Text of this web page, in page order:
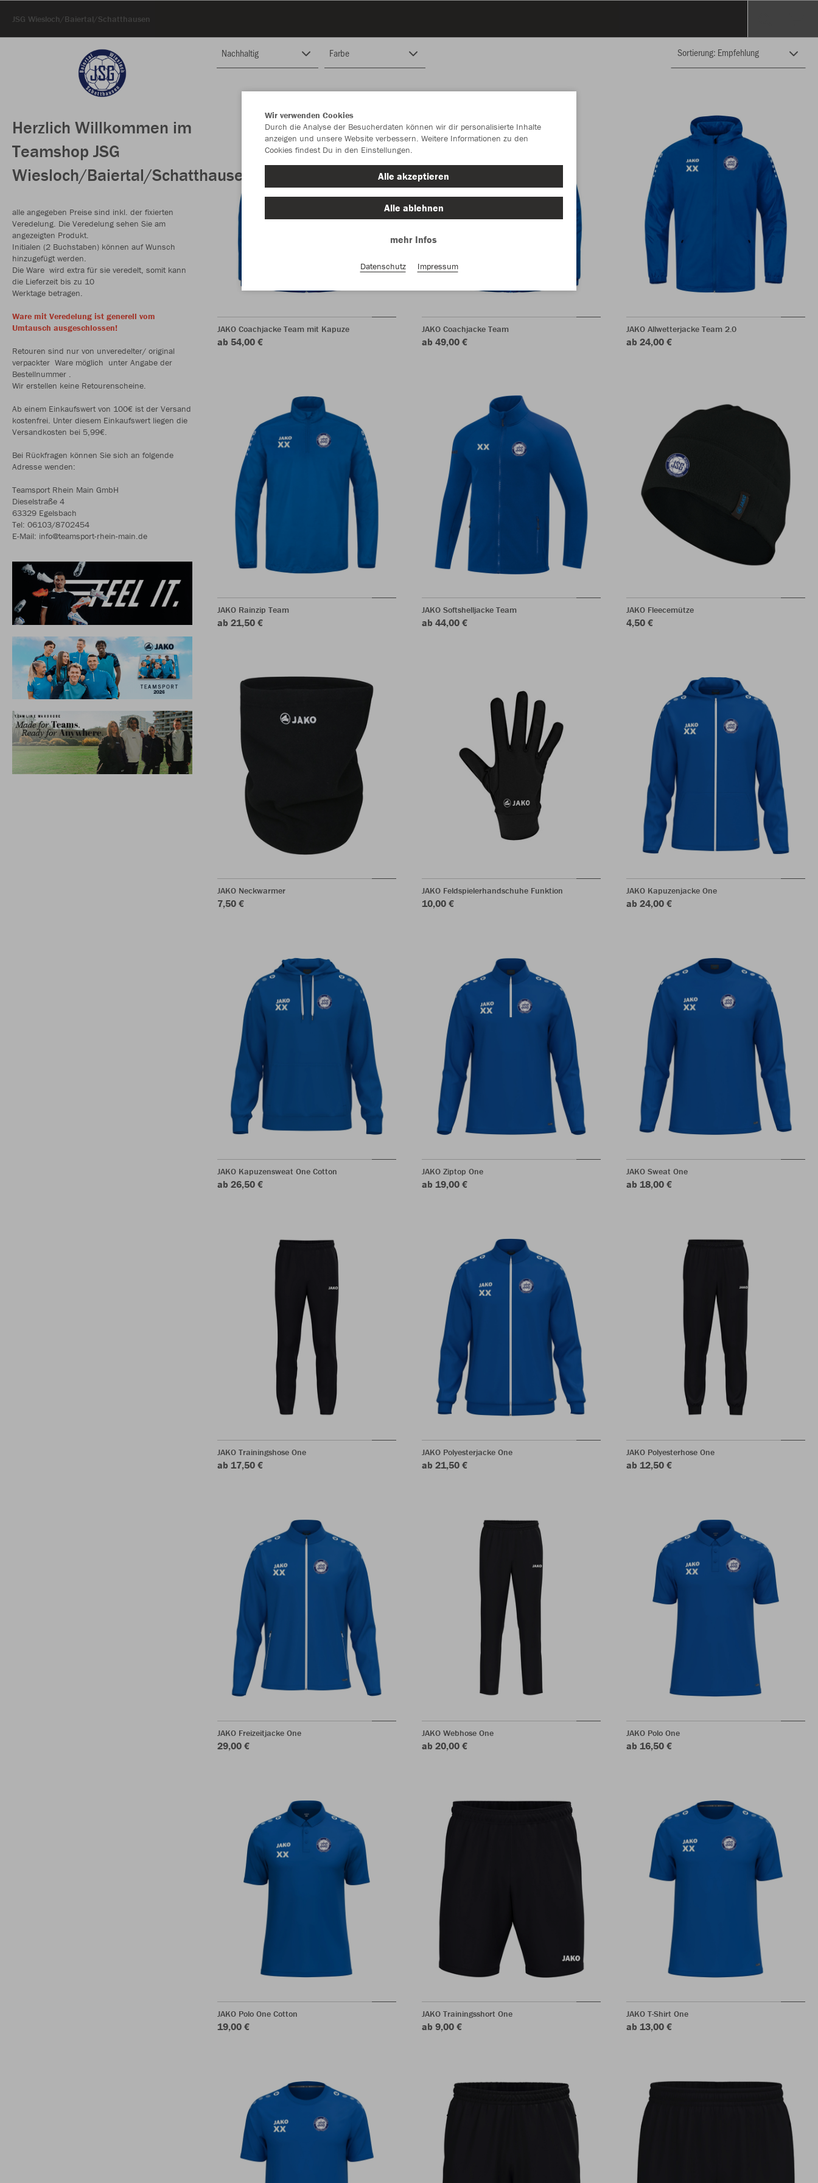
JSG Wiesloch/Baiertal/Schatthausen
Herzlich Willkommen im
Teamshop JSG
Wiesloch/Baiertal/Schatthausen
alle angegeben Preise sind inkl. der fixierten
Veredelung. Die Veredelung sehen Sie am
angezeigten Produkt.
Initialen (2 Buchstaben) können auf Wunsch
hinzugefügt werden.
Die Ware wird extra für sie veredelt, somit kann
die Lieferzeit bis zu 10
Werktage betragen.
Ware mit Veredelung ist generell vom
Umtausch ausgeschlossen!
Retouren sind nur von unveredelter/ original
verpackter Ware möglich unter Angabe der
Bestellnummer .
Wir erstellen keine Retourenscheine.
Ab einem Einkaufswert von 100€ ist der Versand
kostenfrei. Unter diesem Einkaufswert liegen die
Versandkosten bei 5,99€.
Bei Rückfragen können Sie sich an folgende
Adresse wenden:
Teamsport Rhein Main GmbH
Dieselstraße 4
63329 Egelsbach
Tel: 06103/8702454
E-Mail: info@teamsport-rhein-main.de
Nachhaltig Farbe
JAKO Coachjacke Team mit Kapuze
ab 54,00 €
JAKO Coachjacke Team
ab 49,00 €
JAKO Allwetterjacke Team 2.0
ab 24,00 €
JAKO Rainzip Team
ab 21,50 €
JAKO Softshelljacke Team
ab 44,00 €
JAKO Fleecemütze
4,50 €
JAKO Neckwarmer
7,50 €
JAKO Feldspielerhandschuhe Funktion
10,00 €
JAKO Kapuzenjacke One
ab 24,00 €
JAKO Kapuzensweat One Cotton
ab 26,50 €
JAKO Ziptop One
ab 19,00 €
JAKO Sweat One
ab 18,00 €
JAKO Trainingshose One
ab 17,50 €
JAKO Polyesterjacke One
ab 21,50 €
JAKO Polyesterhose One
ab 12,50 €
JAKO Freizeitjacke One
29,00 €
JAKO Webhose One
ab 20,00 €
JAKO Polo One
ab 16,50 €
JAKO Polo One Cotton
19,00 €
JAKO Trainingsshort One
ab 9,00 €
JAKO T-Shirt One
ab 13,00 €
Wir verwenden Cookies
Durch die Analyse der Besucherdaten können wir dir personalisierte Inhalte
anzeigen und unsere Website verbessern. Weitere Informationen zu den
Cookies findest Du in den Einstellungen.
Alle akzeptieren
Alle ablehnen
mehr Infos
Datenschutz Impressum